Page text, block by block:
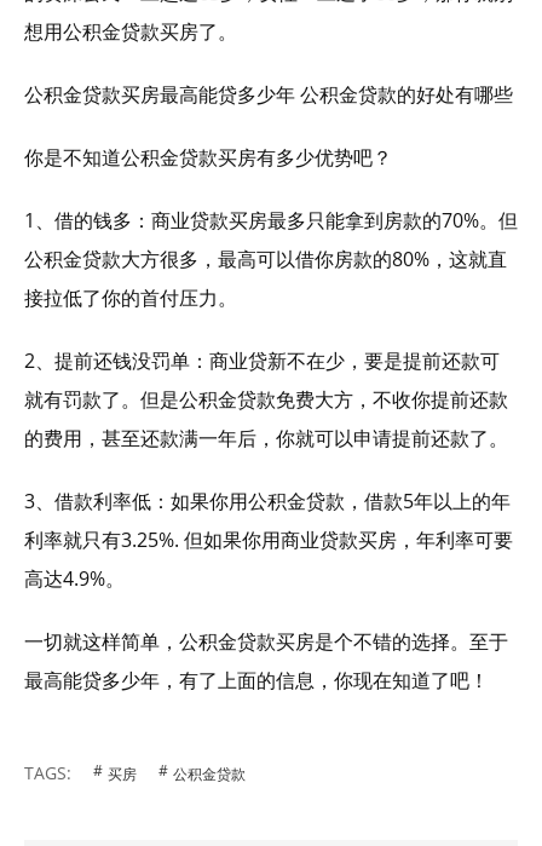
想用公积金贷款买房了。
公积金贷款买房最高能贷多少年 公积金贷款的好处有哪些
你是不知道公积金贷款买房有多少优势吧？
1、借的钱多：商业贷款买房最多只能拿到房款的70%。但
公积金贷款大方很多，最高可以借你房款的80%，这就直
接拉低了你的首付压力。
2、提前还钱没罚单：商业贷新不在少，要是提前还款可
就有罚款了。但是公积金贷款免费大方，不收你提前还款
的费用，甚至还款满一年后，你就可以申请提前还款了。
3、借款利率低：如果你用公积金贷款，借款5年以上的年
利率就只有3.25%. 但如果你用商业贷款买房，年利率可要
高达4.9%。
一切就这样简单，公积金贷款买房是个不错的选择。至于
最高能贷多少年，有了上面的信息，你现在知道了吧！
TAGS: 买房 公积金贷款